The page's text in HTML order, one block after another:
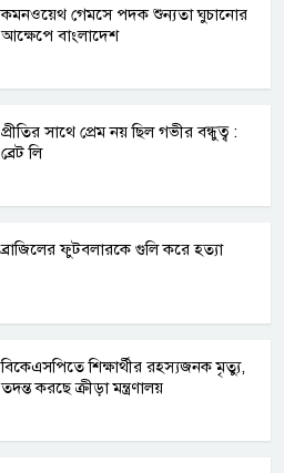
কমনওয়েথ গেমসে পদক শুন্যতা ঘুচানোর
আক্ষেপে বাংলাদেশ
প্রীতির সাথে প্রেম নয় ছিল গভীর বন্ধুত্ব :
ব্রেট লি
ব্রাজিলের ফুটবলারকে গুলি করে হত্যা
বিকেএসপিতে শিক্ষার্থীর রহস্যজনক মৃত্যু,
তদন্ত করছে ক্রীড়া মন্ত্রণালয়